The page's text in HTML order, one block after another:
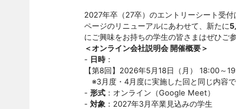
2027年卒（27卒）のエントリーシート受
ページのリニューアルにあわせて、新たに5
にご興味をお持ちの学生の皆さまはぜひご
＜オンライン会社説明会 開催概要＞
- 日時：
【第8回】2026年5月18日（月） 18:00～
※3月度・4月度に実施した回と同じ内容で
- 形式：オンライン（Google Meet）
- 対象 ：2027年3月卒業見込みの学生